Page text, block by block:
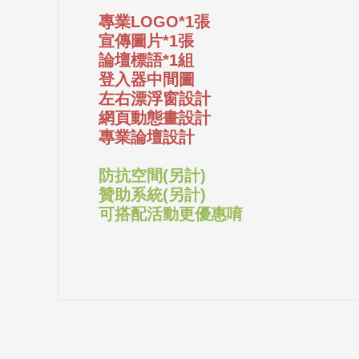
專業LOGO*1張
宣傳圖片*1張
論壇標語*1組
登入器中間圖
左右漂浮窗設計
網頁動態畫設計
專業論壇設計
防抗空間(另計)
贊助系統(另計)
可搭配活動更優惠唷